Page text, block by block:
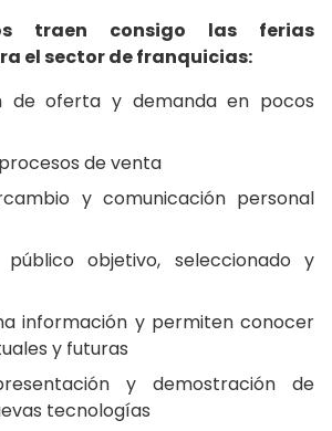
traen consigo las ferias
el sector de franquicias:
de oferta y demanda en pocos
de venta
y comunicación personal
objetivo, seleccionado y
información y permiten conocer
y futuras
y demostración de
tecnologías